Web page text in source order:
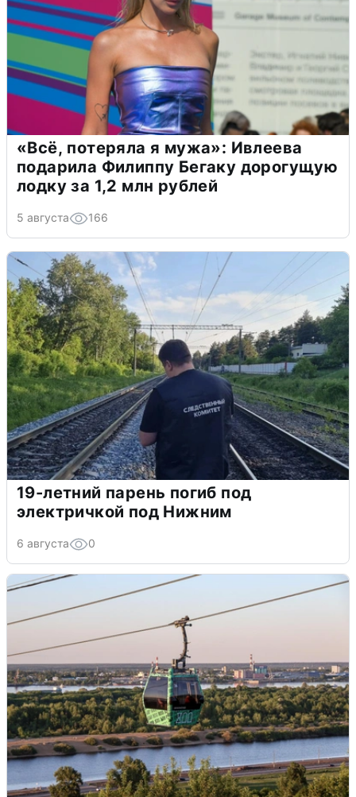
«Всё, потеряла я мужа»: Ивлеева
подарила Филиппу Бегаку дорогущую
лодку за 1,2 млн рублей
5 августа 166
19-летний парень погиб под
электричкой под Нижним
6 августа 0